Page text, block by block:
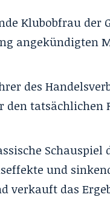
Klubobfrau der
angekündigten
des
tatsächlichen
und
verkauft das